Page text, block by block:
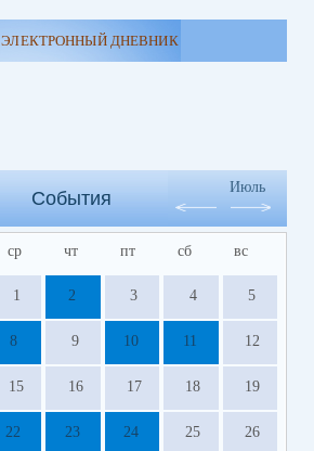
ЭЛЕКТРОННЫЙ ДНЕВНИК
События
Июль
ср чт пт сб вс
1 2 3 4 5
8 9 10 11 12
15 16 17 18 19
22 23 24 25 26